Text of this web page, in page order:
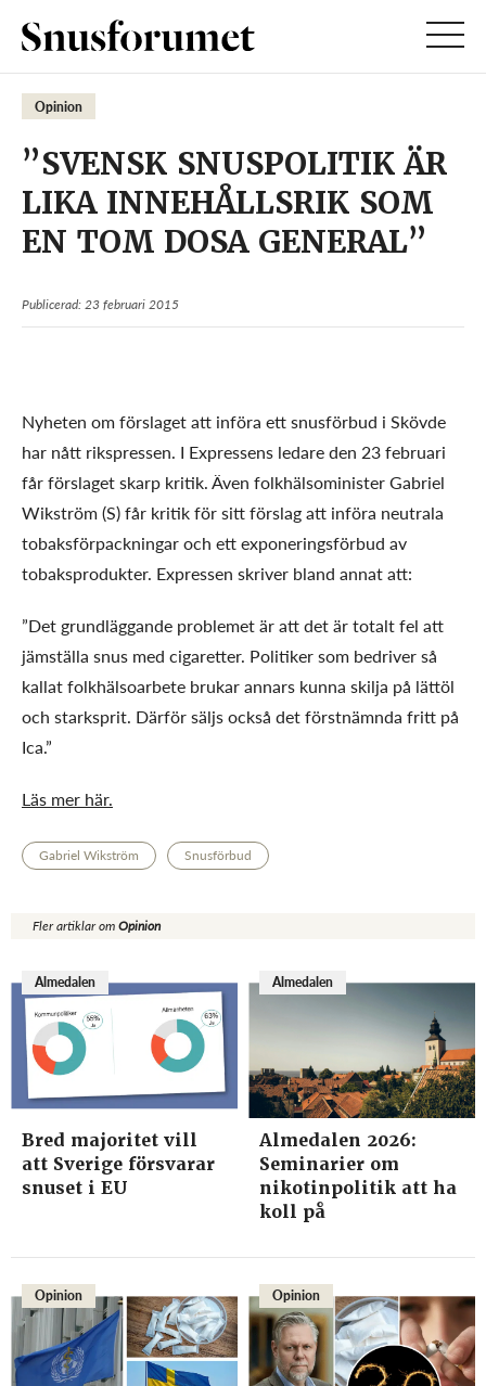
Opinion
”SVENSK SNUSPOLITIK ÄR
LIKA INNEHÅLLSRIK SOM
EN TOM DOSA GENERAL”
Publicerad: 23 februari 2015
Nyheten om förslaget att införa ett snusförbud i Skövde
har nått rikspressen. I Expressens ledare den 23 februari
får förslaget skarp kritik. Även folkhälsominister Gabriel
Wikström (S) får kritik för sitt förslag att införa neutrala
tobaksförpackningar och ett exponeringsförbud av
tobaksprodukter. Expressen skriver bland annat att:
”Det grundläggande problemet är att det är totalt fel att
jämställa snus med cigaretter. Politiker som bedriver så
kallat folkhälsoarbete brukar annars kunna skilja på lättöl
och starksprit. Därför säljs också det förstnämnda fritt på
Ica.”
Läs mer här.
Gabriel Wikström Snusförbud
Fler artiklar omOpinion
Almedalen
Bred majoritet vill
att Sverige försvarar
snuset i EU
Almedalen
Almedalen 2026:
Seminarier om
nikotinpolitik att ha
koll på
Opinion Opinion